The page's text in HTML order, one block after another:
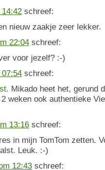
schreef:
nieuw zaakje zeer lekker.
22:04 schreef:
voor jezelf? :-)
schreef:
. Mikado heet het, gerund
weken ook authentieke
13:16 schreef:
in mijn TomTom zetten.
Leuk. :-)
12:43 schreef: